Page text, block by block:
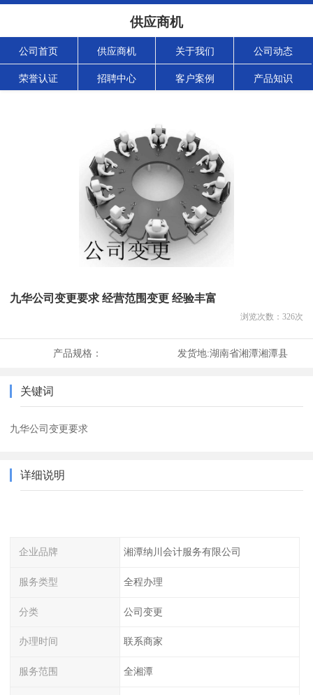
供应商机
公司首页 供应商机 关于我们 公司动态
荣誉认证 招聘中心 客户案例 产品知识
九华公司变更要求 经营范围变更 经验丰富
浏览次数： 326次
产品规格： 发货地:湖南省湘潭湘潭县
关键词
九华公司变更要求
详细说明
企业品牌 湘潭纳川会计服务有限公司
服务类型 全程办理
分类 公司变更
办理时间 联系商家
服务范围 全湘潭